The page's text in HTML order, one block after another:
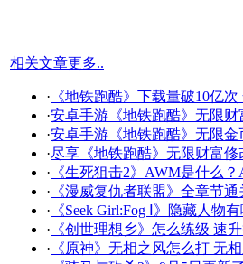
相关文章更多..
· 《地铁跑酷》下载量破10亿次
·安卓手游《地铁跑酷》无限财
·安卓手游《地铁跑酷》无限金
·尽享《地铁跑酷》无限财富修
· 《生死狙击2》AWM是什么
· 《漫威复仇者联盟》全章节
· 《Seek Girl:Fog Ⅰ》隐藏人物
· 《创世理想乡》怎么练级 速
· 《原神》无相之风怎么打 无